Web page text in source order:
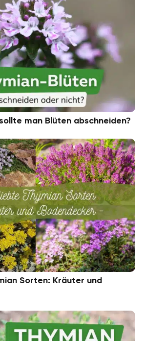
man Blüten abschneiden?
Sorten: Kräuter und